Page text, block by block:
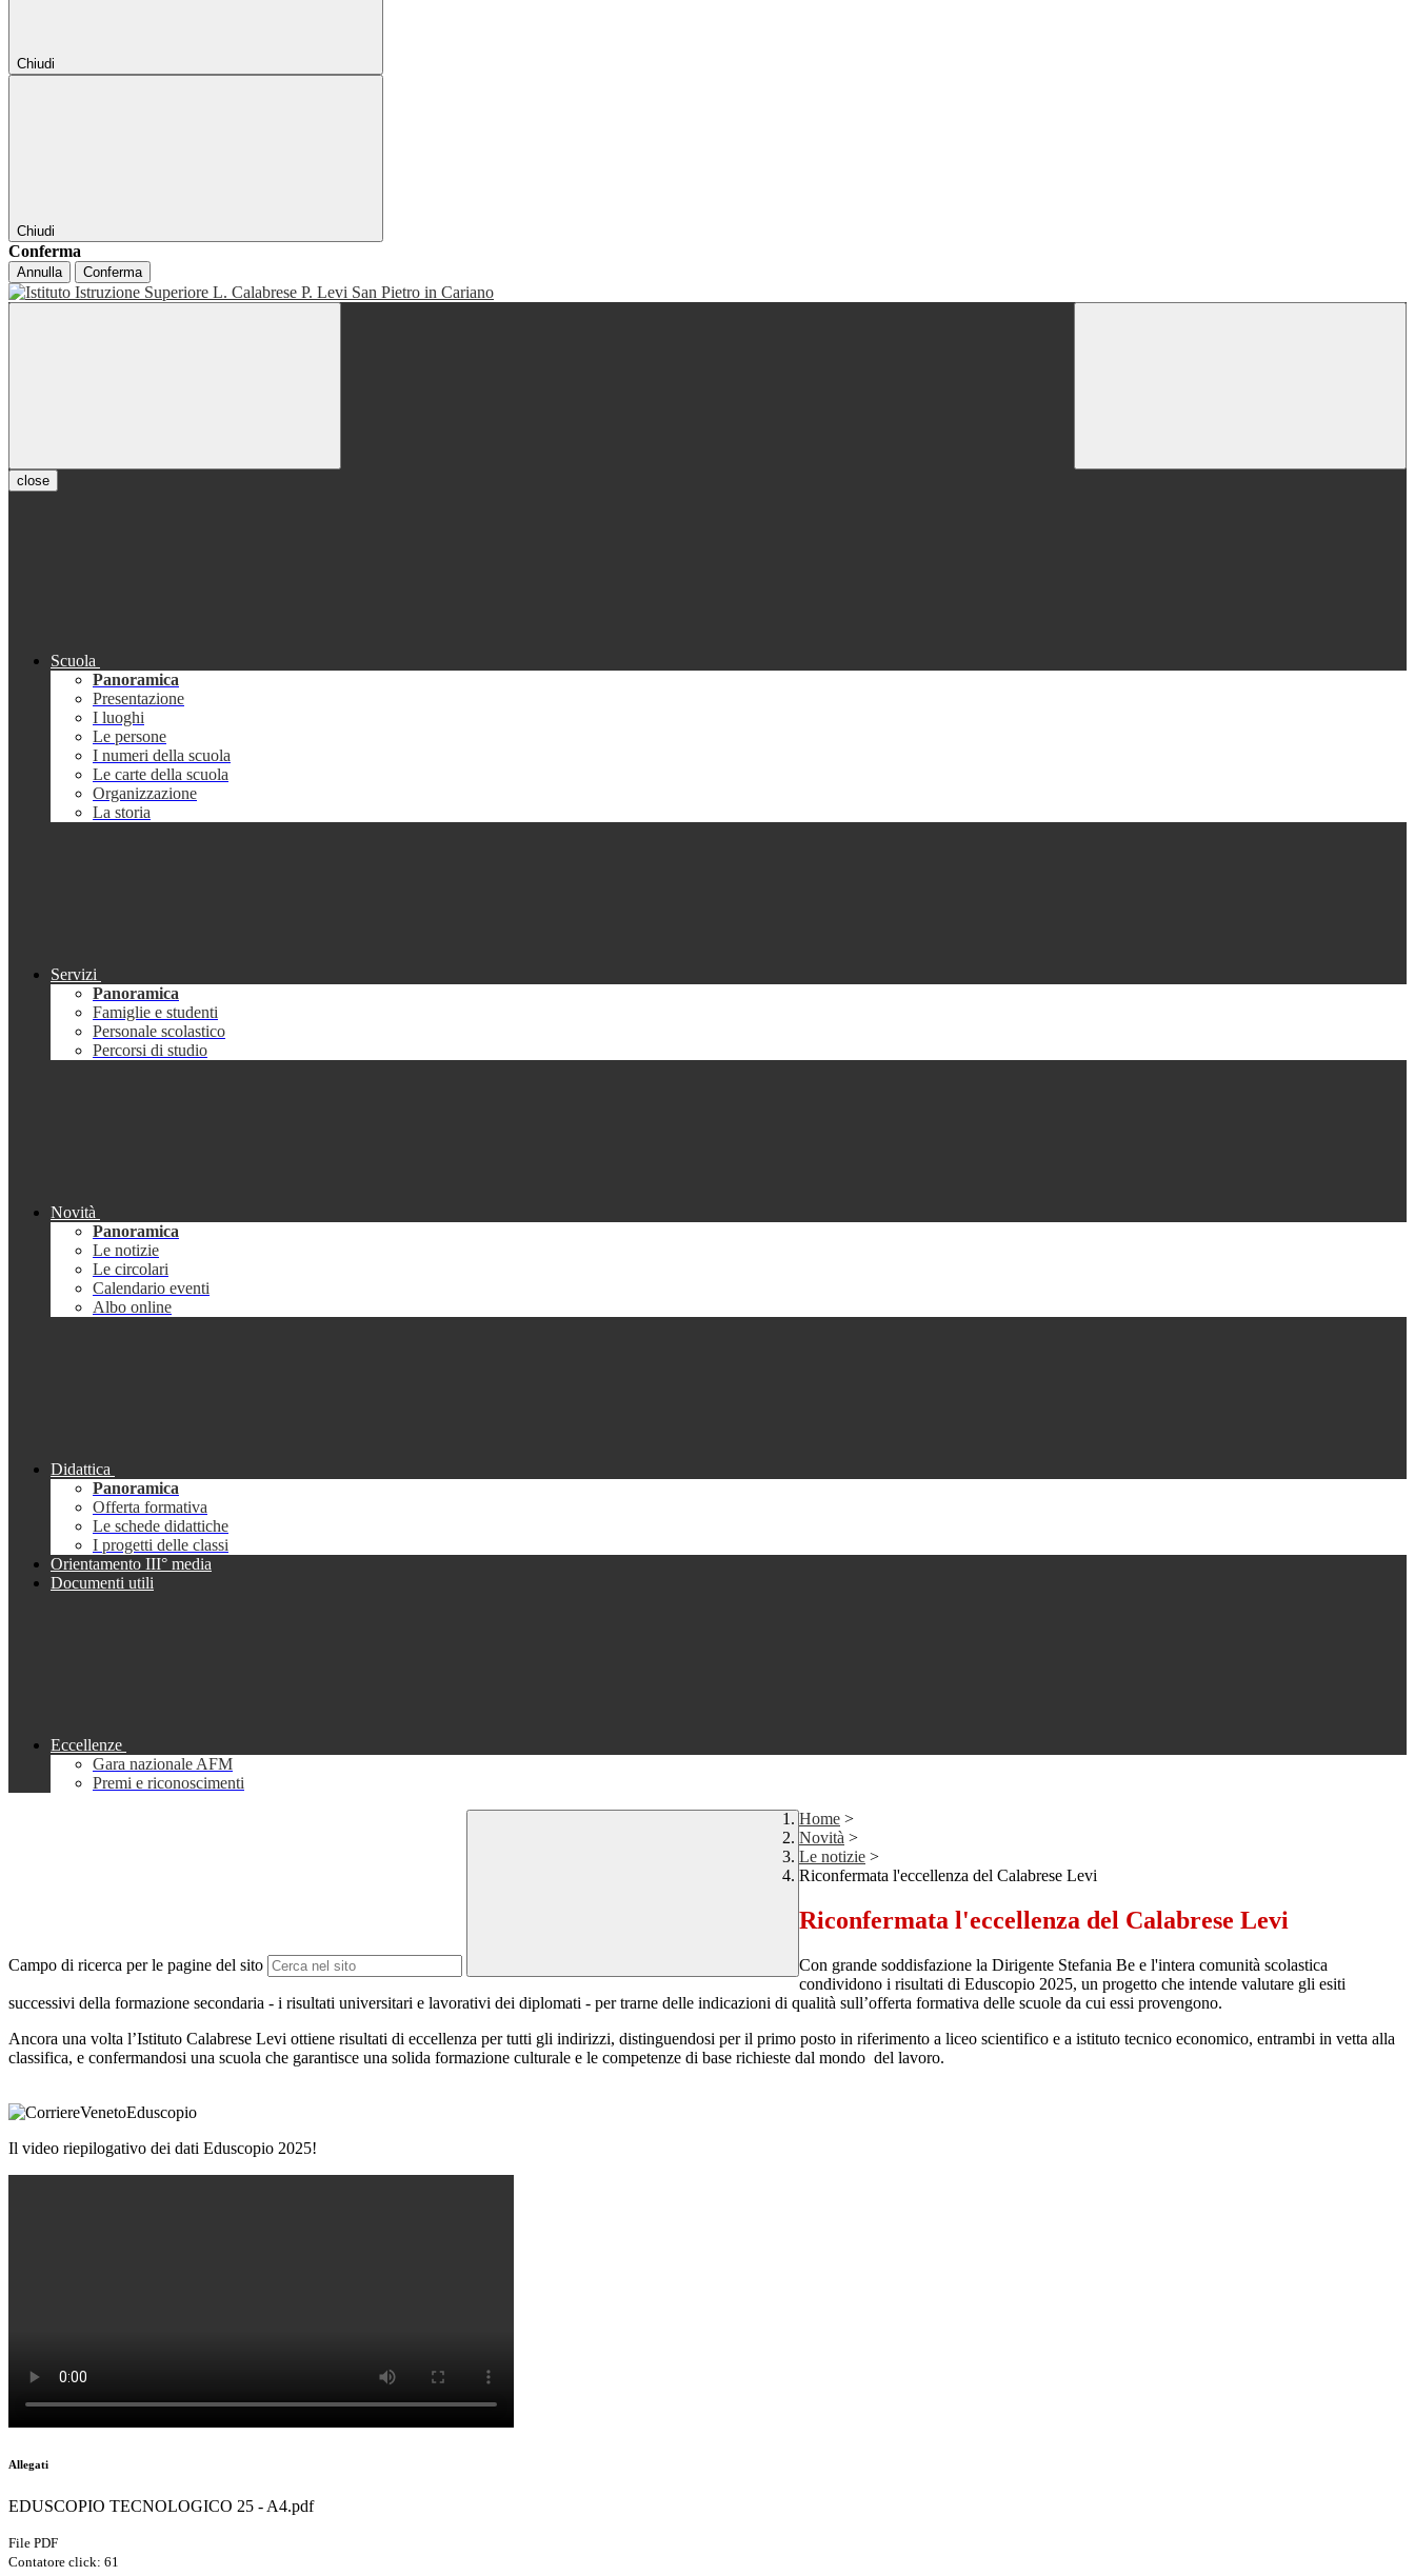
Chiudi
Chiudi
Conferma
Annulla Conferma
close
Scuola
Panoramica
Presentazione
I luoghi
Le persone
I numeri della scuola
Le carte della scuola
Organizzazione
La storia
Servizi
Panoramica
Famiglie e studenti
Personale scolastico
Percorsi di studio
Novità
Panoramica
Le notizie
Le circolari
Calendario eventi
Albo online
Didattica
Panoramica
Offerta formativa
Le schede didattiche
I progetti delle classi
Orientamento III° media
Documenti utili
Eccellenze
Gara nazionale AFM
Premi e riconoscimenti
Campo di ricerca per le pagine del sito
Home >
Novità >
Le notizie >
Riconfermata l'eccellenza del Calabrese Levi
Riconfermata l'eccellenza del Calabrese Levi
Con grande soddisfazione la Dirigente Stefania Be e l'intera comunità scolastica
condividono i risultati di Eduscopio 2025, un progetto che intende valutare gli esiti
successivi della formazione secondaria - i risultati universitari e lavorativi dei diplomati - per trarne delle indicazioni di qualità sull’offerta formativa delle scuole da cui essi provengono.
Ancora una volta l’Istituto Calabrese Levi ottiene risultati di eccellenza per tutti gli indirizzi, distinguendosi per il primo posto in riferimento a liceo scientifico e a istituto tecnico economico, entrambi in vetta alla
classifica, e confermandosi una scuola che garantisce una solida formazione culturale e le competenze di base richieste dal mondo del lavoro.
Il video riepilogativo dei dati Eduscopio 2025!
Allegati
EDUSCOPIO TECNOLOGICO 25 - A4.pdf
File PDF
Contatore click: 61